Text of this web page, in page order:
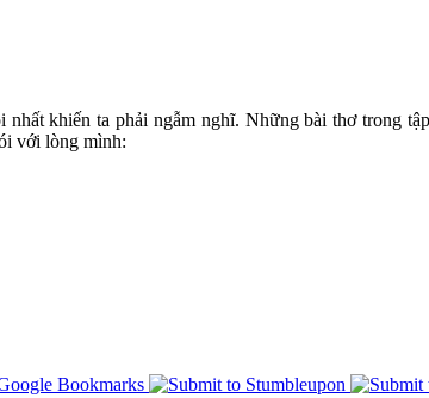
khiến ta phải ngẫm nghĩ. Những bài thơ trong
với lòng mình: